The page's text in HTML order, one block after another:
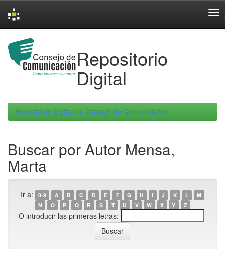
navigation
Repositorio
Digital
Repositorio Digital de Consejo de Comunicacion
Buscar por Autor Mensa,
Marta
Ir a: 0-9 A B C D E F G H I J K L
M
N
O P Q R S T U V W X Y Z
O introducir las primeras letras: